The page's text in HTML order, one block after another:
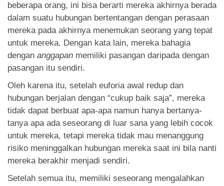
beberapa orang, ini bisa berarti mereka akhirnya berada
dalam suatu hubungan bertentangan dengan perasaan
mereka pada akhirnya menemukan seorang yang tepat
untuk mereka. Dengan kata lain, mereka bahagia
dengan anggapan memiliki pasangan daripada dengan
pasangan itu sendiri.
Oleh karena itu, setelah euforia awal redup dan
hubungan berjalan dengan “cukup baik saja”, mereka
tidak dapat berbuat apa-apa namun hanya bertanya-
tanya apa ada seseorang di luar sana yang lebih cocok
untuk mereka, tetapi mereka tidak mau menanggung
risiko meninggalkan hubungan mereka saat ini bila nanti
mereka berakhir menjadi sendiri.
Setelah semua itu, memiliki seseorang mengalahkan